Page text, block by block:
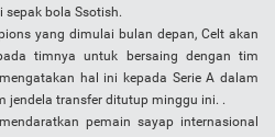
bola Sѕоtіѕh.
yang dimulai bulan depan, Celt akan
timnya untuk bersaing dengan tim
hal ini kepada Sеrіе A dalam
jendela transfer ditutup minggu ini. .
pemain sayap internasional